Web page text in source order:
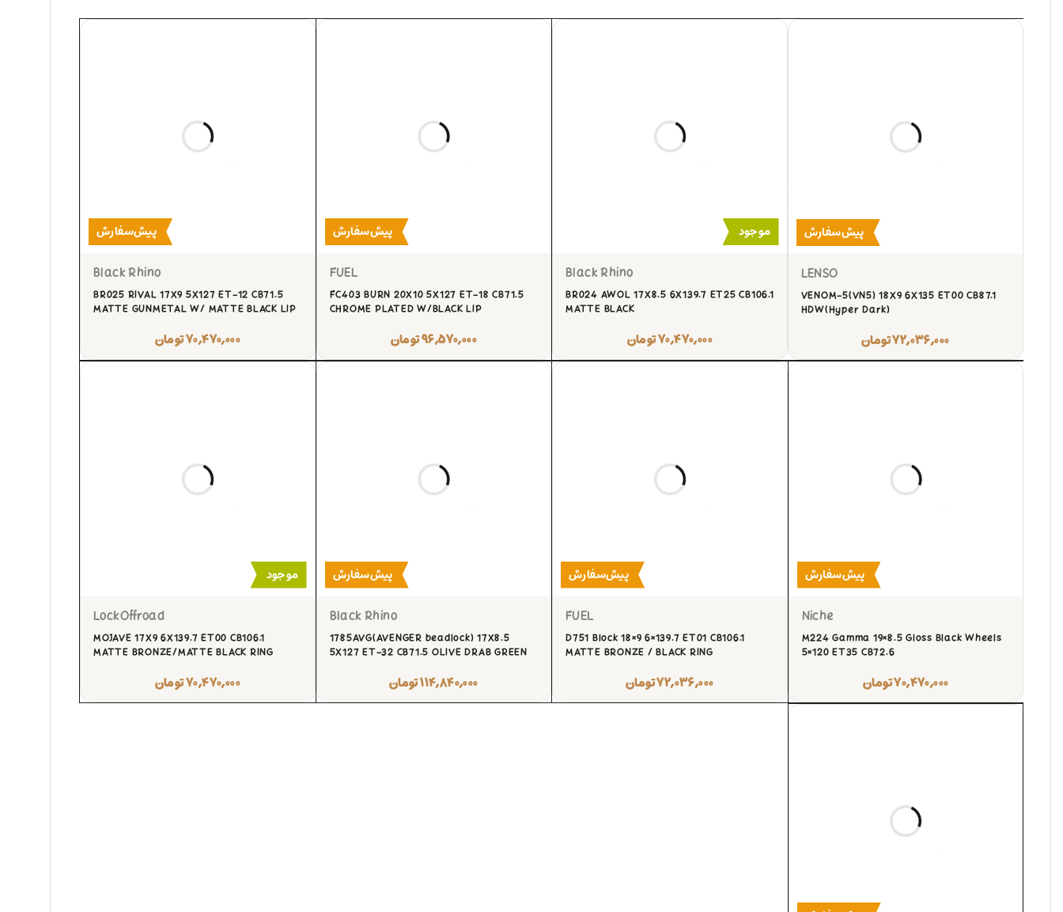
پیش‌سفارش
LENSO
VENOM-5(VN5) 18X9 6X135 ET00 CB87.1
HDW(Hyper Dark)
۷۲,۰۳۶,۰۰۰تومان
موجود
Black Rhino
BR024 AWOL 17X8.5 6X139.7 ET25 CB106.1
MATTE BLACK
۷۰,۴۷۰,۰۰۰تومان
پیش‌سفارش
FUEL
FC403 BURN 20X10 5X127 ET-18 CB71.5
CHROME PLATED W/BLACK LIP
۹۶,۵۷۰,۰۰۰تومان
پیش‌سفارش
Black Rhino
BR025 RIVAL 17X9 5X127 ET-12 CB71.5
MATTE GUNMETAL W/ MATTE BLACK LIP
۷۰,۴۷۰,۰۰۰تومان
پیش‌سفارش
Niche
M224 Gamma 19×8.5 Gloss Black Wheels
5×120 ET35 CB72.6
۷۰,۴۷۰,۰۰۰تومان
پیش‌سفارش
FUEL
D751 Block 18×9 6×139.7 ET01 CB106.1
MATTE BRONZE / BLACK RING
۷۲,۰۳۶,۰۰۰تومان
پیش‌سفارش
Black Rhino
1785AVG(AVENGER beadlock) 17X8.5
5X127 ET-32 CB71.5 OLIVE DRAB GREEN
۱۱۴,۸۴۰,۰۰۰تومان
موجود
LockOffroad
MOJAVE 17X9 6X139.7 ET00 CB106.1
MATTE BRONZE/MATTE BLACK RING
۷۰,۴۷۰,۰۰۰تومان